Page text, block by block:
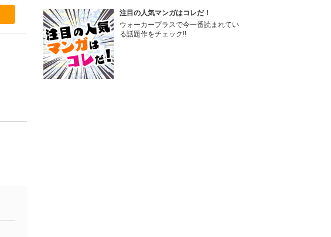
注目の人気マンガはコレだ！
ウォーカープラスで今一番読まれてい
る話題作をチェック!!